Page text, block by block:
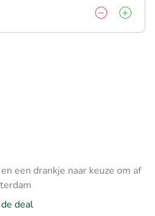
een drankje naar keuze om af
deal